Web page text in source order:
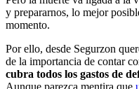
y prepararnos, lo mejor
momento.
Por ello, desde Segurzon
de la importancia de contar
cubra todos los gastos de